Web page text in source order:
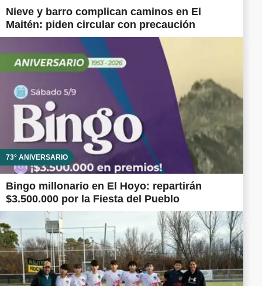
Nieve y barro complican caminos en El
Maitén: piden circular con precaución
73° ANIVERSARIO
Bingo millonario en El Hoyo: repartirán
$3.500.000 por la Fiesta del Pueblo